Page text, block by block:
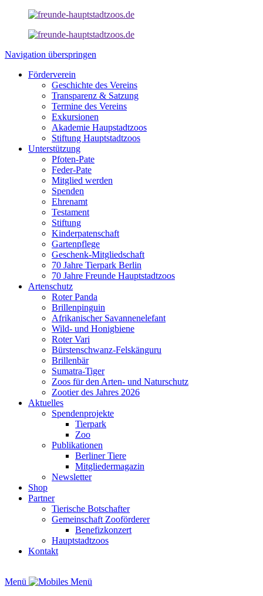
Navigation überspringen
Förderverein
Geschichte des Vereins
Transparenz & Satzung
Termine des Vereins
Exkursionen
Akademie Haupstadtzoos
Stiftung Hauptstadtzoos
Unterstützung
Pfoten-Pate
Feder-Pate
Mitglied werden
Spenden
Ehrenamt
Testament
Stiftung
Kinderpatenschaft
Gartenpflege
Geschenk-Mitgliedschaft
70 Jahre Tierpark Berlin
70 Jahre Freunde Hauptstadtzoos
Artenschutz
Roter Panda
Brillenpinguin
Afrikanischer Savannenelefant
Wild- und Honigbiene
Roter Vari
Bürstenschwanz-Felskänguru
Brillenbär
Sumatra-Tiger
Zoos für den Arten- und Naturschutz
Zootier des Jahres 2026
Aktuelles
Spendenprojekte
Tierpark
Zoo
Publikationen
Berliner Tiere
Mitgliedermagazin
Newsletter
Shop
Partner
Tierische Botschafter
Gemeinschaft Zooförderer
Benefizkonzert
Hauptstadtzoos
Kontakt
Menü